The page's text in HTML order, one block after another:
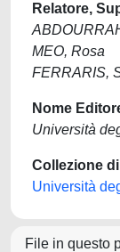
Relatore,
MEO, Rosa
FERRARIS,
Nome
Università
Collezione
Università
File in questo